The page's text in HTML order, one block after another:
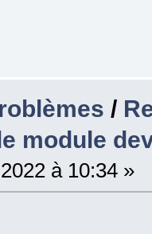
/
module
à 10:34 »